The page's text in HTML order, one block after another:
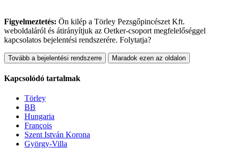
Figyelmeztetés: Ön kilép a Törley Pezsgőpincészet Kft.
weboldaláról és átirányítjuk az Oetker-csoport megfelelőséggel
kapcsolatos bejelentési rendszerére. Folytatja?
Tovább a bejelentési rendszerre Maradok ezen az oldalon
Kapcsolódó tartalmak
Törley
BB
Hungaria
François
Szent István Korona
György-Villa